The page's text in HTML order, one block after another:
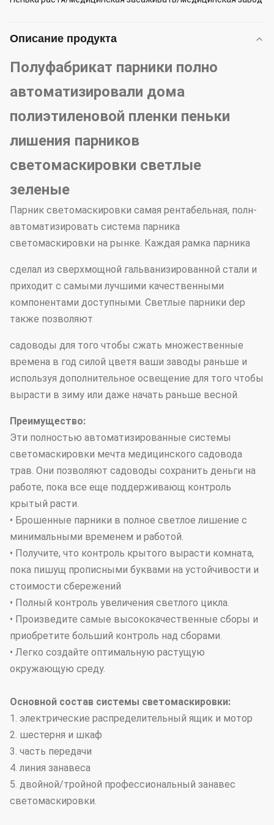
Описание продукта
Полуфабрикат парники полно
автоматизировали дома
полиэтиленовой пленки пеньки
лишения парников
светомаскировки светлые
зеленые
Парник светомаскировки самая рентабельная, полн-
автоматизировать система парника
светомаскировки на рынке. Каждая рамка парника
сделал из сверхмощной гальванизированной стали и
приходит с самыми лучшими качественными
компонентами доступными. Светлые парники dep
также позволяют
садоводы для того чтобы сжать множественные
времена в год силой цветя ваши заводы раньше и
используя дополнительное освещение для того чтобы
вырасти в зиму или даже начать раньше весной.
Преимущество:
Эти полностью автоматизированные системы
светомаскировки мечта медицинского садовода
трав. Они позволяют садоводы сохранить деньги на
работе, пока все еще поддерживающ контроль
крытый расти.
• Брошенные парники в полное светлое лишение с
минимальными временем и работой.
• Получите, что контроль крытого вырасти комната,
пока пишущ прописными буквами на устойчивости и
стоимости сбережений
• Полный контроль увеличения светлого цикла.
• Произведите самые высококачественные сборы и
приобретите больший контроль над сборами.
• Легко создайте оптимальную растущую
окружающую среду.
Основной состав системы светомаскировки:
1. электрические распределительный ящик и мотор
2. шестерня и шкаф
3. часть передачи
4. линия занавеса
5. двойной/тройной профессиональный занавес
светомаскировки.